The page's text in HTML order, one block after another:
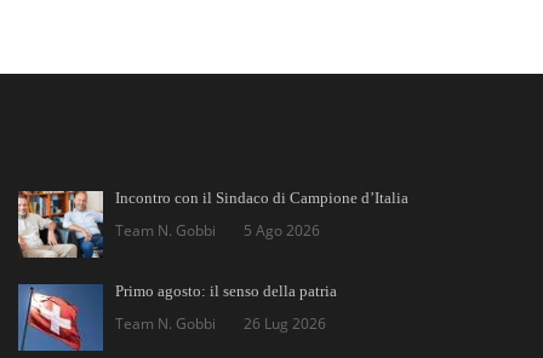
Incontro con il Sindaco di Campione d’Italia
Team N. Gobbi 5 Ago 2026
Primo agosto: il senso della patria
Team N. Gobbi 26 Lug 2026